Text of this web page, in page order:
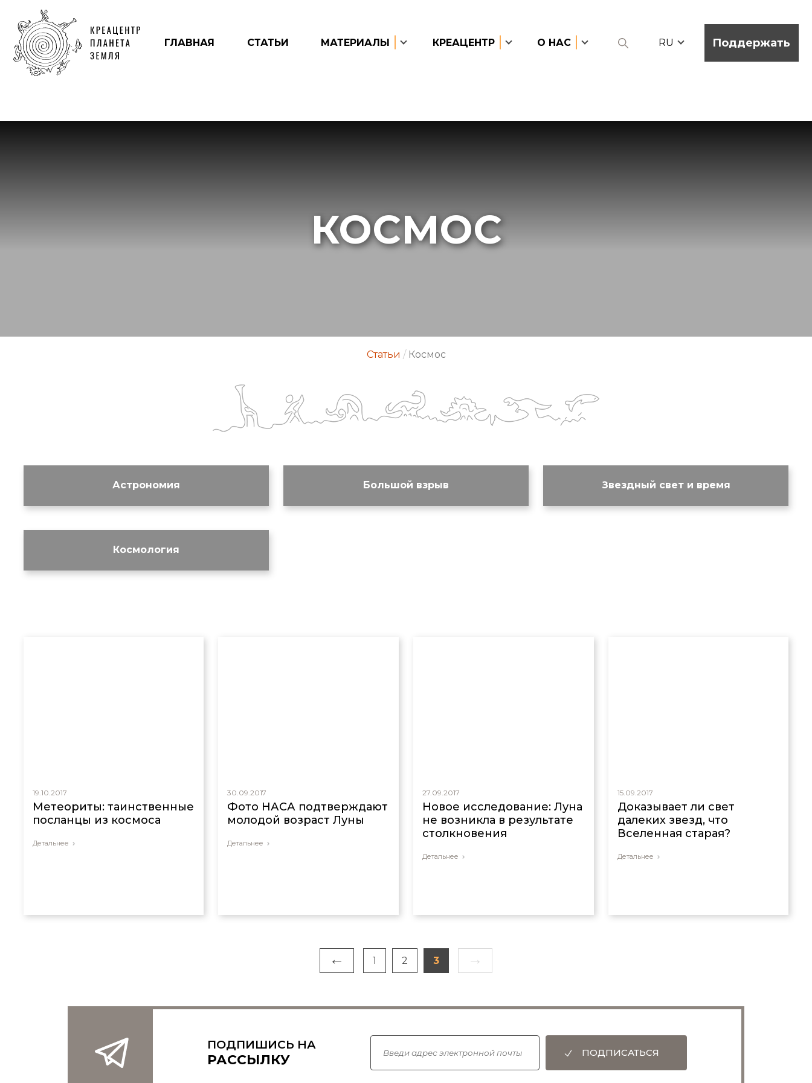
ГЛАВНАЯ СТАТЬИ МАТЕРИАЛЫ КРЕАЦЕНТР О НАС RU Поддержать
КОСМОС
Статьи / Космос
Астрономия Большой взрыв Звездный свет и время
Космология
19.10.2017
Метеориты: таинственные
посланцы из космоса
Детальнее
30.09.2017
Фото НАСА подтверждают
молодой возраст Луны
Детальнее
27.09.2017
Новое исследование: Луна
не возникла в результате
столкновения
Детальнее
15.09.2017
Доказывает ли свет
далеких звезд, что
Вселенная старая?
Детальнее
← 1 2 3 →
ПОДПИШИСЬ НА
РАССЫЛКУ ПОДПИСАТЬСЯ